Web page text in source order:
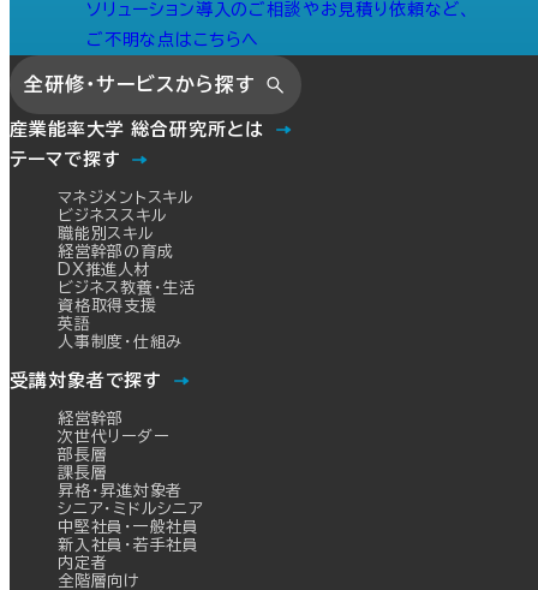
ソリューション導入のご相談やお見積り依頼など、
ご不明な点はこちらへ
全研修・サービスから探す
産業能率大学 総合研究所とは
テーマで探す
マネジメントスキル
ビジネススキル
職能別スキル
経営幹部の育成
DX推進人材
ビジネス教養・生活
資格取得支援
英語
人事制度・仕組み
受講対象者で探す
経営幹部
次世代リーダー
部長層
課長層
昇格・昇進対象者
シニア・ミドルシニア
中堅社員・一般社員
新入社員・若手社員
内定者
全階層向け